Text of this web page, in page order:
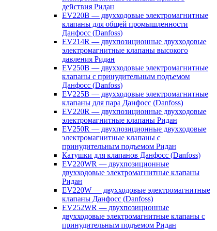
действия Ридан
EV220B — двухходовые электромагнитные
клапаны для общей промышленности
Данфосс (Danfoss)
EV214R — двухпозиционные двухходовые
электромагнитные клапаны высокого
давления Ридан
EV250B — двухходовые электромагнитные
клапаны с принудительным подъемом
Данфосс (Danfoss)
EV225B — двухходовые электромагнитные
клапаны для пара Данфосс (Danfoss)
EV220R — двухпозиционные двухходовые
электромагнитные клапаны Ридан
EV250R — двухпозиционные двухходовые
электромагнитные клапаны с
принудительным подъемом Ридан
Катушки для клапанов Данфосс (Danfoss)
EV220WR — двухпозиционные
двухходовые электромагнитные клапаны
Ридан
EV220W — двухходовые электромагнитные
клапаны Данфосс (Danfoss)
EV252WR — двухпозиционные
двухходовые электромагнитные клапаны с
принудительным подъемом Ридан